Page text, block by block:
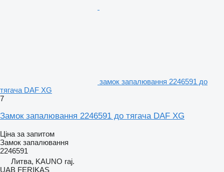
замок запалювання 2246591 до
тягача DAF XG
7
Замок запалювання 2246591 до тягача DAF XG
Ціна за запитом
Замок запалювання
2246591
Литва, KAUNO raj.
UAB FERIKAS